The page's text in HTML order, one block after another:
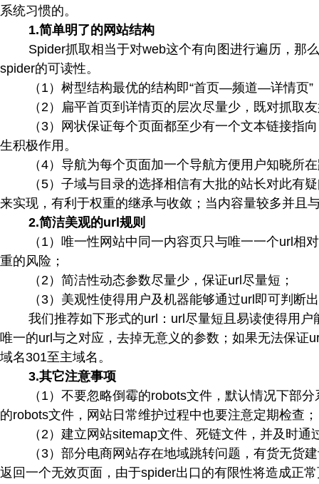
系统习惯的。
1.简单明了的网站结构
Spider抓取相当于对web这个有向图进行遍历，那
spider的可读性。
（1）树型结构最优的结构即“首页—频道—详情页”
（2）扁平首页到详情页的层次尽量少，既对抓取
（3）网状保证每个页面都至少有一个文本链接指
生积极作用。
（4）导航为每个页面加一个导航方便用户知晓所
（5）子域与目录的选择相信有大批的站长对此有
来实现，有利于权重的继承与收敛；当内容量较多并且
2.简洁美观的url规则
（1）唯一性网站中同一内容页只与唯一一个url
重的风险；
（2）简洁性动态参数尽量少，保证url尽量短；
（3）美观性使得用户及机器能够通过url即可判断
我们推荐如下形式的url：url尽量短且易读使得用
唯一的url与之对应，去掉无意义的参数；如果无法保证
域名301至主域名。
3.其它注意事项
（1）不要忽略倒霉的robots文件，默认情况下部
的robots文件，网站日常维护过程中也要注意定期检查；
（2）建立网站sitemap文件、死链文件，并及时
（3）部分电商网站存在地域跳转问题，有货无货
返回一个无效页面，由于spider出口的有限性将造成正